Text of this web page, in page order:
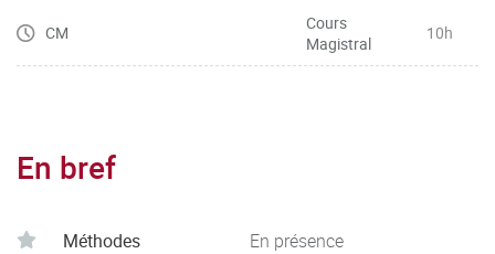
CM
Cours
Magistral
10h
En bref
Méthodes
En présence